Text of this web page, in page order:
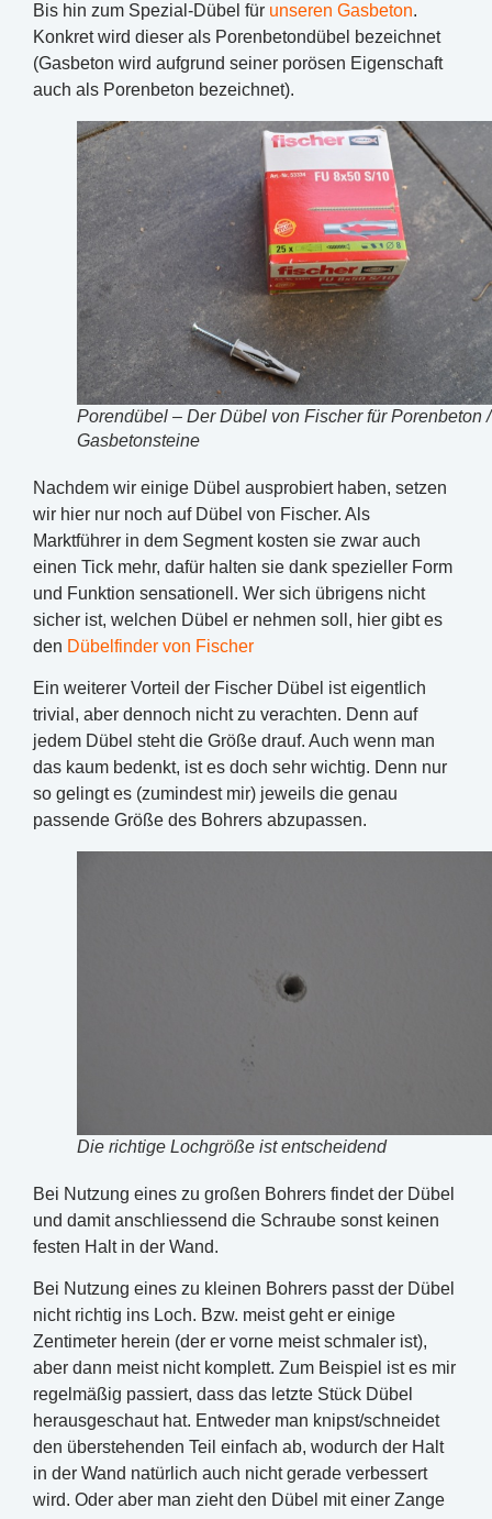
Bis hin zum Spezial-Dübel für unseren Gasbeton.
Konkret wird dieser als Porenbetondübel bezeichnet
(Gasbeton wird aufgrund seiner porösen Eigenschaft
auch als Porenbeton bezeichnet).
Porendübel – Der Dübel von Fischer für Porenbeton /
Gasbetonsteine
Nachdem wir einige Dübel ausprobiert haben, setzen
wir hier nur noch auf Dübel von Fischer. Als
Marktführer in dem Segment kosten sie zwar auch
einen Tick mehr, dafür halten sie dank spezieller Form
und Funktion sensationell. Wer sich übrigens nicht
sicher ist, welchen Dübel er nehmen soll, hier gibt es
den Dübelfinder von Fischer
Ein weiterer Vorteil der Fischer Dübel ist eigentlich
trivial, aber dennoch nicht zu verachten. Denn auf
jedem Dübel steht die Größe drauf. Auch wenn man
das kaum bedenkt, ist es doch sehr wichtig. Denn nur
so gelingt es (zumindest mir) jeweils die genau
passende Größe des Bohrers abzupassen.
Die richtige Lochgröße ist entscheidend
Bei Nutzung eines zu großen Bohrers findet der Dübel
und damit anschliessend die Schraube sonst keinen
festen Halt in der Wand.
Bei Nutzung eines zu kleinen Bohrers passt der Dübel
nicht richtig ins Loch. Bzw. meist geht er einige
Zentimeter herein (der er vorne meist schmaler ist),
aber dann meist nicht komplett. Zum Beispiel ist es mir
regelmäßig passiert, dass das letzte Stück Dübel
herausgeschaut hat. Entweder man knipst/schneidet
den überstehenden Teil einfach ab, wodurch der Halt
in der Wand natürlich auch nicht gerade verbessert
wird. Oder aber man zieht den Dübel mit einer Zange